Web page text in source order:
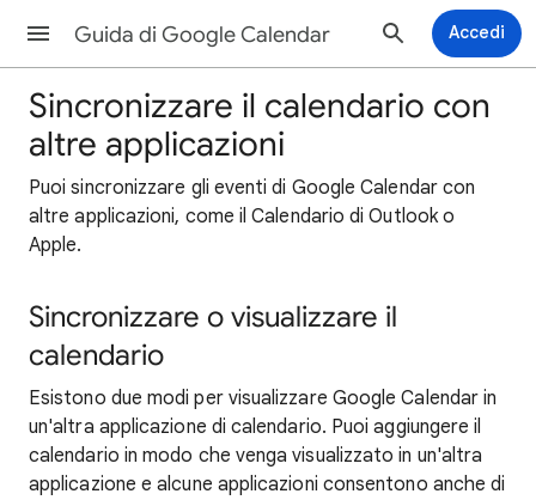
Guida di Google Calendar Accedi
Sincronizzare il calendario con
altre applicazioni
Puoi sincronizzare gli eventi di Google Calendar con
altre applicazioni, come il Calendario di Outlook o
Apple.
Sincronizzare o visualizzare il
calendario
Esistono due modi per visualizzare Google Calendar in
un'altra applicazione di calendario. Puoi aggiungere il
calendario in modo che venga visualizzato in un'altra
applicazione e alcune applicazioni consentono anche di